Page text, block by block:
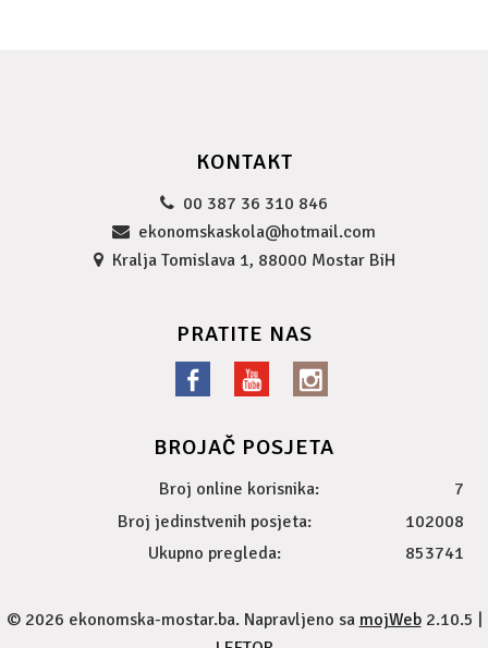
KONTAKT
00 387 36 310 846
ekonomskaskola@hotmail.com
Kralja Tomislava 1, 88000 Mostar BiH
PRATITE NAS
BROJAČ POSJETA
Broj online korisnika:
7
Broj jedinstvenih posjeta:
102008
Ukupno pregleda:
853741
© 2026 ekonomska-mostar.ba. Napravljeno sa mojWeb2.10.5 |